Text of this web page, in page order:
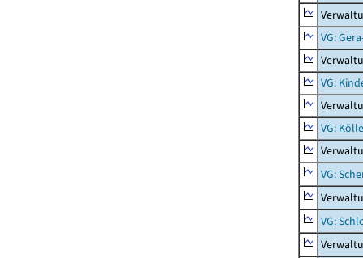
VG:
VG:
VG:
VG:
VG: